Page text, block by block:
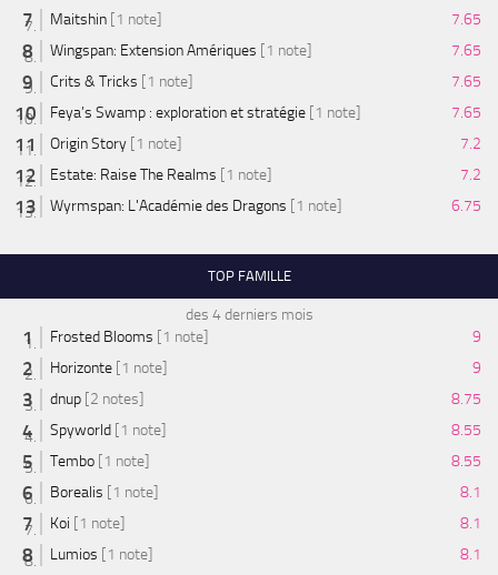
Maitshin [1 note]
7.65
Wingspan: Extension Amériques [1 note]
7.65
Crits & Tricks [1 note]
7.65
Feya’s Swamp : exploration et stratégie [1 note]
7.65
Origin Story [1 note]
7.2
Estate: Raise The Realms [1 note]
7.2
Wyrmspan: L'Académie des Dragons [1 note] 6.75
TOP FAMILLE
des 4 derniers mois
Frosted Blooms [1 note]
9
Horizonte [1 note]
9
dnup [2 notes]
8.75
Spyworld [1 note]
8.55
Tembo [1 note]
8.55
Borealis [1 note]
8.1
Koi [1 note]
8.1
Lumios [1 note]
8.1